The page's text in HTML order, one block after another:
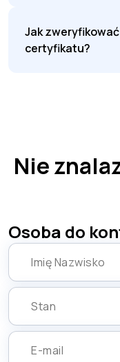
Jak
certyfikatu?
Nie
Osoba do